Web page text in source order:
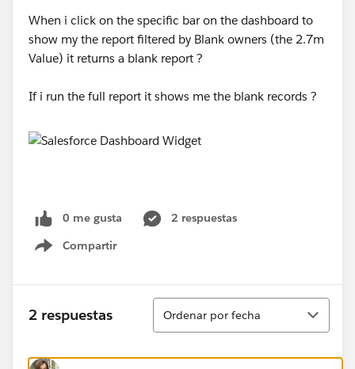
When i click on the specific bar on the dashboard to
show my the report filtered by Blank owners (the 2.7m
Value) it returns a blank report ?
If i run the full report it shows me the blank records ?
0 me gusta
2 respuestas
Compartir
Show menu
2 respuestas
Ordenar
Ordenar por fecha